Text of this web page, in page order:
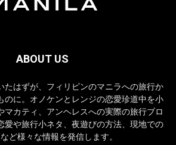
ABOUT US
たはずが、フィリピンのマニラへの旅行か
のに。オノケンとレンジの恋愛珍道中を小
マカティ、アンヘレスへの実際の旅行ブロ
愛や旅行小ネタ、夜遊びの方法、現地での
ど様々な情報を発信します。